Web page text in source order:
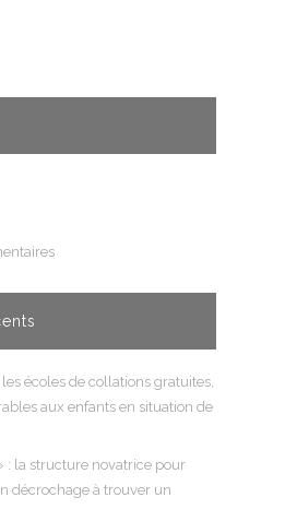
écoles de collations gratuites,
aux enfants en situation de
: la structure novatrice pour
décrochage à trouver un